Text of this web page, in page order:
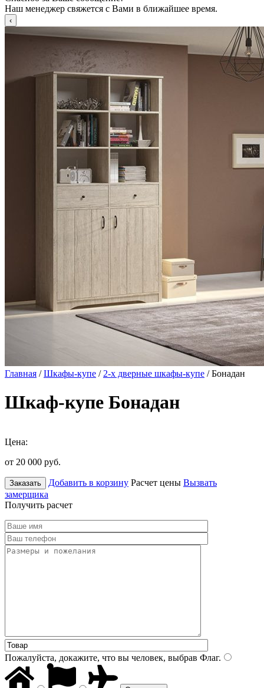
Наш менеджер свяжется с Вами в ближайшее время.
Главная /Шкафы-купе / 2-х дверные шкафы-купе / Бонадан
Шкаф-купе Бонадан
Цена:
от 20 000 руб.
Заказать Добавить в корзину Расчет цены Вызвать
замерщика
Получить расчет
Пожалуйста, докажите, что вы человек, выбрав Флаг.